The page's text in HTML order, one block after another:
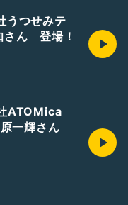
うつせみテ
さん 登場！
ATOMica
一輝さん